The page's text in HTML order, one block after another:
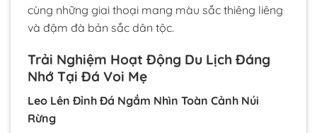
cùng những giai thoại mang màu sắc thiêng liêng
và đậm đà bản sắc dân tộc.
Trải Nghiệm Hoạt Động Du Lịch Đáng
Nhớ Tại Đá Voi Mẹ
Leo Lên Đỉnh Đá Ngắm Nhìn Toàn Cảnh Núi
Rừng